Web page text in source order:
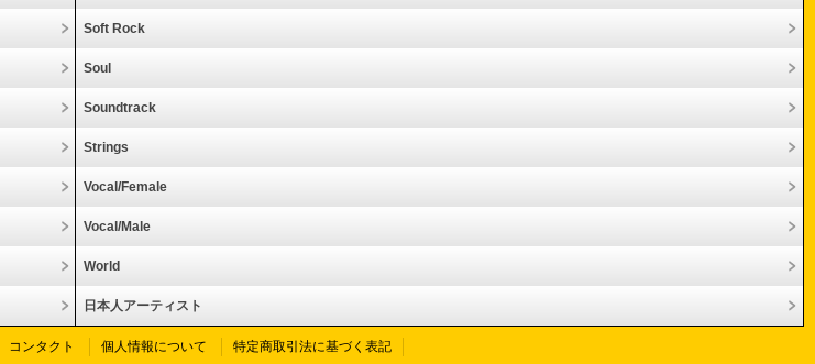
Soft Rock
Soul
Soundtrack
Strings
Vocal/Female
Vocal/Male
World
日本人アーティスト
コンタクト 個人情報について 特定商取引法に基づく表記